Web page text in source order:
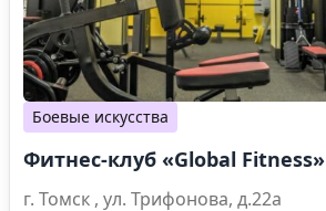
Боевые искусства
Фитнес-клуб «Global Fitness»
г. Томск , ул. Трифонова, д.22а